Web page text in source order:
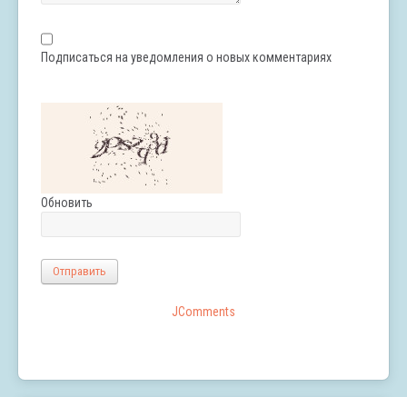
Подписаться на уведомления о новых комментариях
Обновить
Отправить
JComments